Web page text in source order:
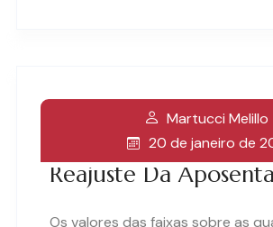
Reajuste Da
Martucci Melillo
20 de janeiro de
Os valores das faixas sobre as